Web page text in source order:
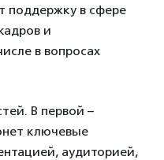
поддержку в сфере
и
в вопросах
В первой –
ключевые
аудиторией,